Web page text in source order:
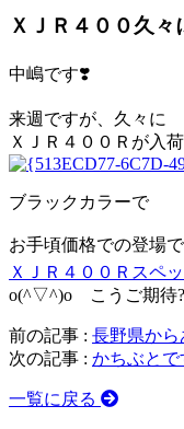
ＸＪＲ４００久々
中嶋です❣️
来週ですが、久々に
ＸＪＲ４００Ｒが入
ブラックカラーで
お手頃価格での登場
ＸＪＲ４００Ｒスペ
o(^▽^)o こうご期待?
前の記事 : 長野県から
次の記事 : かちぶとで
一覧に戻る